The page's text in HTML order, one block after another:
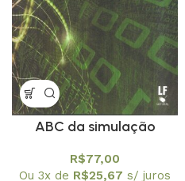
ABC da simulação
R$77,00
Ou 3x de R$25,67 s/ juros